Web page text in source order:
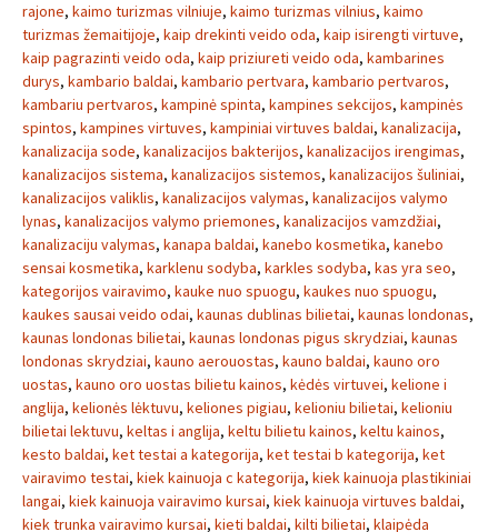
rajone, kaimo turizmas vilniuje, kaimo turizmas vilnius, kaimo
turizmas žemaitijoje, kaip drekinti veido oda, kaip isirengti virtuve,
kaip pagrazinti veido oda, kaip priziureti veido oda, kambarines
durys, kambario baldai, kambario pertvara, kambario pertvaros,
kambariu pertvaros, kampinė spinta, kampines sekcijos, kampinės
spintos, kampines virtuves, kampiniai virtuves baldai, kanalizacija,
kanalizacija sode, kanalizacijos bakterijos, kanalizacijos irengimas,
kanalizacijos sistema, kanalizacijos sistemos, kanalizacijos šuliniai,
kanalizacijos valiklis, kanalizacijos valymas, kanalizacijos valymo
lynas, kanalizacijos valymo priemones, kanalizacijos vamzdžiai,
kanalizaciju valymas, kanapa baldai, kanebo kosmetika, kanebo
sensai kosmetika, karklenu sodyba, karkles sodyba, kas yra seo,
kategorijos vairavimo, kauke nuo spuogu, kaukes nuo spuogu,
kaukes sausai veido odai, kaunas dublinas bilietai, kaunas londonas,
kaunas londonas bilietai, kaunas londonas pigus skrydziai, kaunas
londonas skrydziai, kauno aerouostas, kauno baldai, kauno oro
uostas, kauno oro uostas bilietu kainos, kėdės virtuvei, kelione i
anglija, kelionės lėktuvu, keliones pigiau, kelioniu bilietai, kelioniu
bilietai lektuvu, keltas i anglija, keltu bilietu kainos, keltu kainos,
kesto baldai, ket testai a kategorija, ket testai b kategorija, ket
vairavimo testai, kiek kainuoja c kategorija, kiek kainuoja plastikiniai
langai, kiek kainuoja vairavimo kursai, kiek kainuoja virtuves baldai,
kiek trunka vairavimo kursai, kieti baldai, kilti bilietai, klaipėda